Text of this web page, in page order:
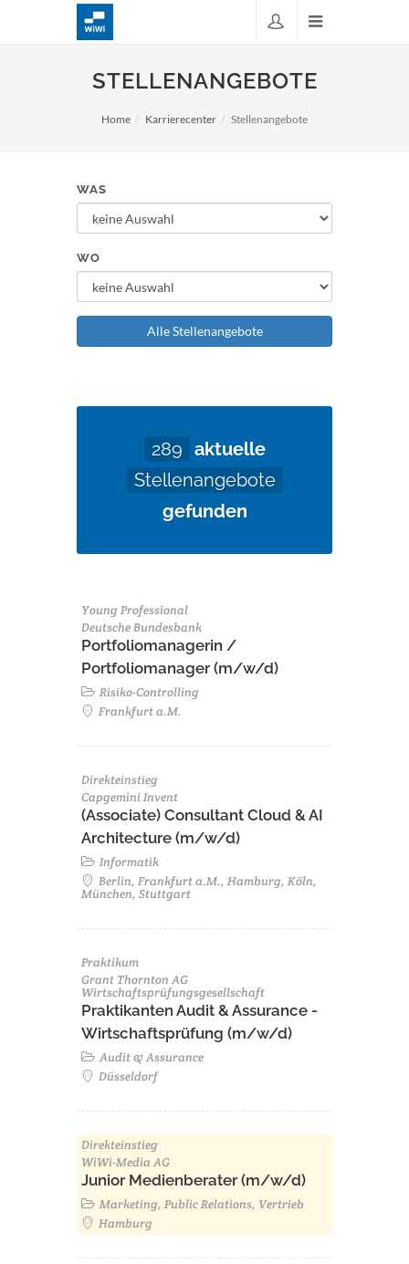
STELLENANGEBOTE
Home Karrierecenter Stellenangebote
WAS
WO
Alle Stellenangebote
289 aktuelle
Stellenangebote
gefunden
Young Professional
Deutsche Bundesbank
Portfoliomanagerin /
Portfoliomanager (m/w/d)
Risiko-Controlling
Frankfurt a.M.
Direkteinstieg
Capgemini Invent
(Associate) Consultant Cloud & AI
Architecture (m/w/d)​ ​
Informatik
Berlin, Frankfurt a.M., Hamburg, Köln,
München, Stuttgart
Praktikum
Grant Thornton AG
Wirtschaftsprüfungsgesellschaft
Praktikanten Audit & Assurance -
Wirtschaftsprüfung (m/w/d)
Audit & Assurance
Düsseldorf
Direkteinstieg
WiWi-Media AG
Junior Medienberater (m/w/d)
Marketing, Public Relations, Vertrieb
Hamburg